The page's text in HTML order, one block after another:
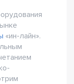
«ин-лайн».